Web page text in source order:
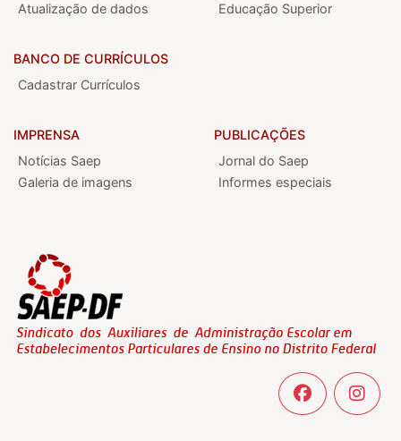
Atualização de dados
BANCO DE CURRÍCULOS
Cadastrar Currículos
Educação Superior
IMPRENSA
Notícias Saep
Galeria de imagens
PUBLICAÇÕES
Jornal do Saep
Informes especiais